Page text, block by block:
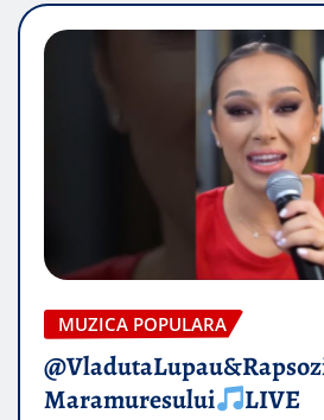
MUZICA POPULARA
Maramuresului
LIVE